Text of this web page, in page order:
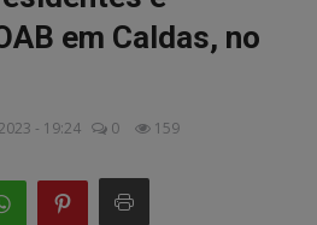
em Caldas, no
- 19:24 0 159